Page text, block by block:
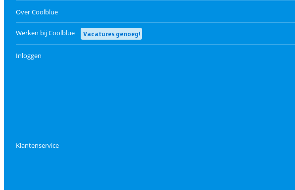
Over Coolblue
Werken bij Coolblue Vacatures genoeg!
Inloggen
Klantenservice